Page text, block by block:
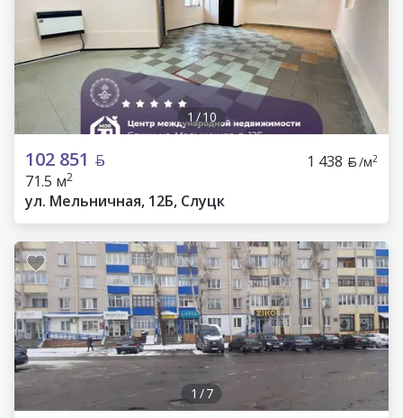
1 /10
102 851 1 438 /м2
71.5 м2
ул. Мельничная, 12Б, Слуцк
1 /7